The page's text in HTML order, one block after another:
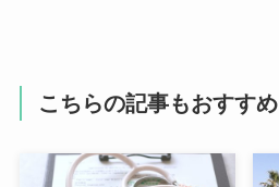
こちらの記事もおすすめ